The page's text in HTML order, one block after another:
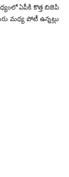
ఏపీకి కొత్త బిజెపి
మధ్య పోటీ ఉన్నట్లు